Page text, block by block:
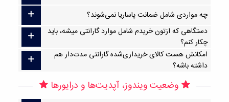
چه مواردی شامل ضمانت پاساریا نمی‌شوند؟
دستگاهی که ازتون خریدم شامل موارد گارانتی میشه، باید
چکار کنم؟
امکانش هست کالای خریداری‌شده گارانتی مدت‌دار هم
داشته باشه؟
وضعیت ویندوز، آپدیت‌ها و درایورها